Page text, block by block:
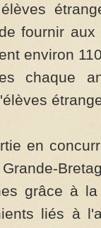
fournir
environ
chaque
en
grâce à
liés à